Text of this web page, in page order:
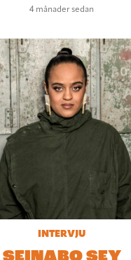
4 månader sedan
INTERVJU